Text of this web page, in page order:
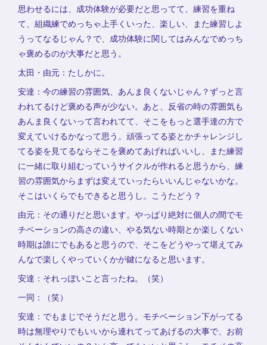
思わせるには、成功体験が必要だと思ってて、練習を重ね
て、組織練でめっちゃ上手くいった、楽しい、また練習しよ
うってなるじゃん？で、成功体験に関してはみんなでめっち
ゃ褒めるのが大事だと思う。
太田・由元：たしかに。
安達：今の練習の雰囲気、あんま良くないじゃん？ずっと言
われてるけど褒める声が少ない。あと、反省の時の雰囲気も
あんま良くないって言われてて、そこをもっと選手達の方で
変えていけるかなって思う。頑張ってる姿とかチャレンジし
てる姿を見てるならそこを褒めてあげればいいし、また練習
に一緒に取り組むっていうサイクルが作れると思うから、練
習の雰囲気からまずは変えていったらいいんじゃないかな。
そこはいくらでもできると思うし。こうたどう？
由元：その通りだと思います。やっぱり絶対に個人の間でモ
チベーションの高さの違い、やる気ない時期とか楽しくない
時期は誰にでもあると思うので、そこをどうやって堪えてみ
んなで楽しくやっていくかが鍵になると思います。
安達：それっぽいこと言ったね。（笑）
一同：（笑）
安達：でもまじでそうだと思う。モチベーション下がってる
時は無理やりでもいいから連れてってあげるの大事で、お前